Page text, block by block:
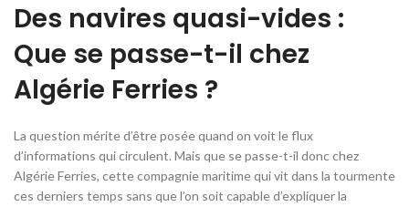
Des navires quasi-vides :
Que se passe-t-il chez
Algérie Ferries ?
La question mérite d’être posée quand on voit le flux
d’informations qui circulent. Mais que se passe-t-il donc chez
Algérie Ferries, cette compagnie maritime qui vit dans la tourmente
ces derniers temps sans que l’on soit capable d’expliquer la